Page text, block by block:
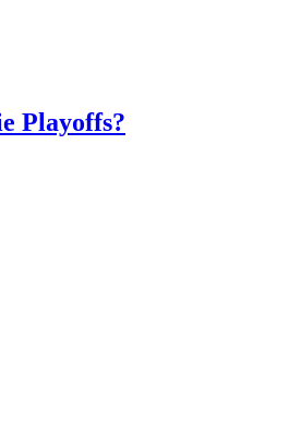
Playoffs?